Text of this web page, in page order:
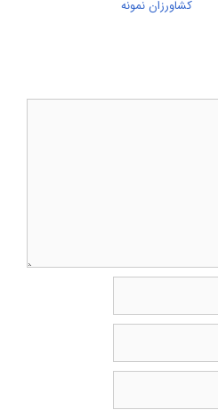
کشاورزان نمونه